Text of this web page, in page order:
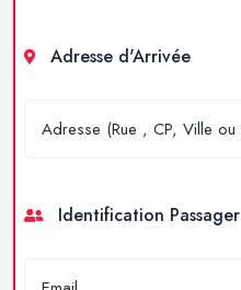
Adresse d'Arrivée
Identification Passager